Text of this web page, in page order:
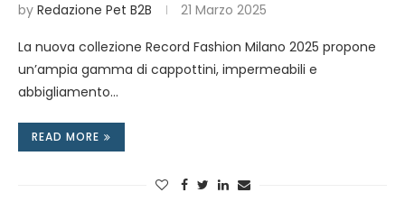
by Redazione Pet B2B 21 Marzo 2025
La nuova collezione Record Fashion Milano 2025 propone
un’ampia gamma di cappottini, impermeabili e
abbigliamento…
READ MORE